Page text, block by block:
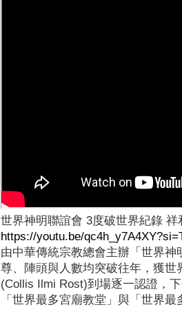
世界神明聯誼會 3度破世界紀錄
https://youtu.be/
由中華傳統宗教總會主辦「世界
尊、陣頭與人數均突破往年，獲
(Collis Ilmi Rost)到場逐一認證，
「世界最多宮廟教堂」與「世界